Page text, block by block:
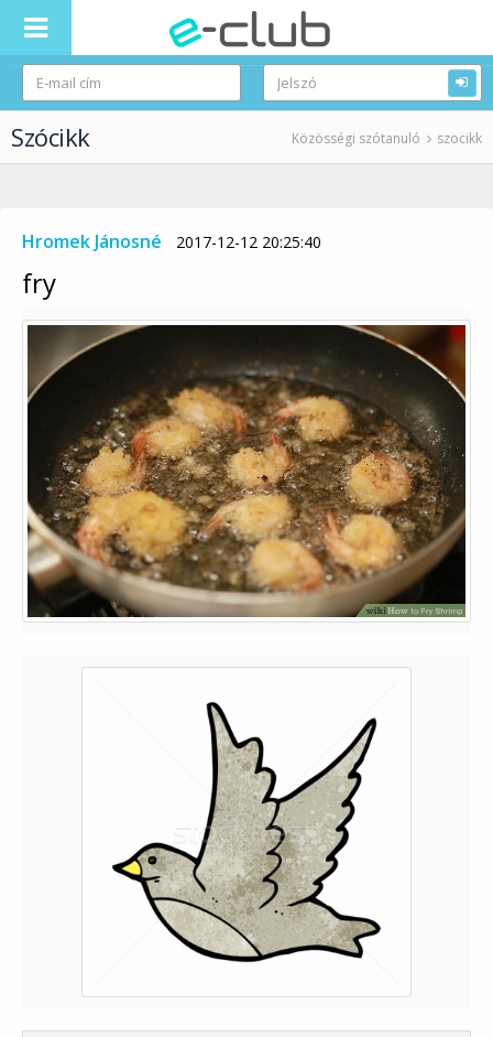
Szócikk Közösségi szótanuló szocikk
Hromek Jánosné 2017-12-12 20:25:40
fry